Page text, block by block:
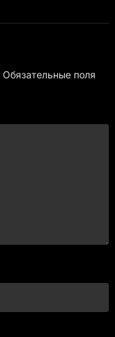
Обязательные поля